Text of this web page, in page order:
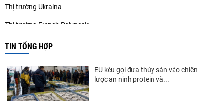
Thị trường Ukraina
Thị trường French Polynesia
Thị trường Trung Quốc
Thị trường New Zealand
Thị trường Đài Loan
TIN TỔNG HỢP
EU kêu gọi đưa thủy sản vào chiến
lược an ninh protein và...